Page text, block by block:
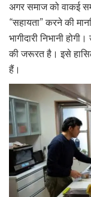
अगर समाज को वाकई
“सहायता” करने की
भागीदारी निभानी
की जरूरत है। इसे
हैं।